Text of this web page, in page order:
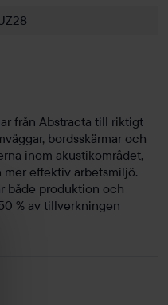
från Abstracta till riktigt
bordsskärmar och
inom akustikområdet,
effektiv arbetsmiljö.
både produktion och
% av tillverkningen